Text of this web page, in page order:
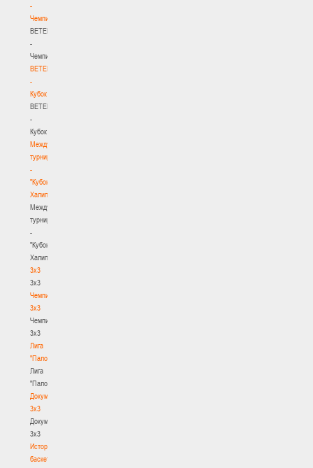
-
Чемпионат
BETERA
-
Чемпионат
BETERA
-
Кубок
BETERA
-
Кубок
Международный
турнир
-
"Кубок
Халипского"
Международный
турнир
-
"Кубок
Халипского"
3x3
3x3
Чемпионат
3х3
Чемпионат
3х3
Лига
"Палова"
Лига
"Палова"
Документы
3х3
Документы
3х3
История
баскетбола